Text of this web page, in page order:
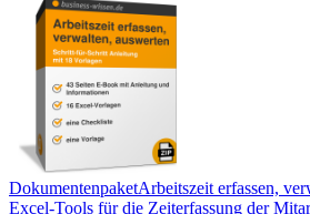
DokumentenpaketArbeitszeit erfassen,
Excel-Tools für die Zeiterfassung der